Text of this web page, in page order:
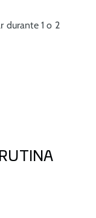
durante 1 o 2